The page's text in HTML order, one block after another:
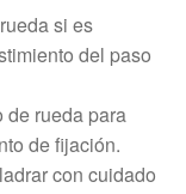
si es
del paso
de rueda para
de fijación.
con cuidado